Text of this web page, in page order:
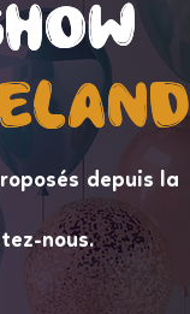
depuis la
nous.